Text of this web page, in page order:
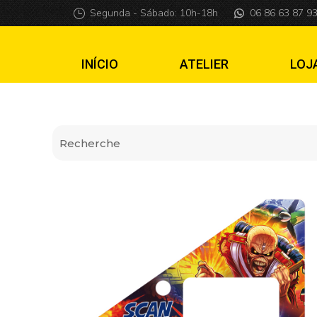
Insider pro Iron
Segunda - Sábado: 10h-18h 06 86 63 87 93
INÍCIO ATELIER